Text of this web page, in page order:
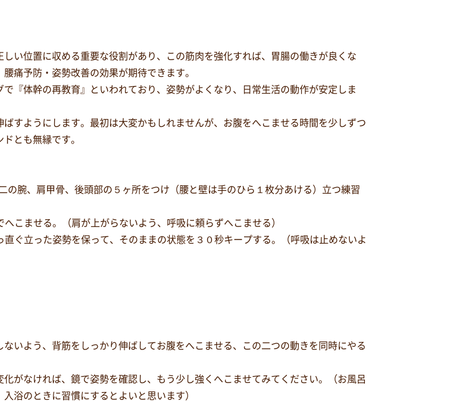
い位置に収める重要な役割があり、この筋肉を強化すれば、胃腸の働きが良くな
痛予防・姿勢改善の効果が期待できます。
『体幹の再教育』といわれており、姿勢がよくなり、日常生活の動作が安定しま
すようにします。最初は大変かもしれませんが、お腹をへこませる時間を少しずつ
とも無縁です。
の腕、肩甲骨、後頭部の５ヶ所をつけ（腰と壁は手のひら１枚分あける）立つ練習
こませる。（肩が上がらないよう、呼吸に頼らずへこませる）
ぐ立った姿勢を保って、そのままの状態を３０秒キープする。（呼吸は止めないよ
いよう、背筋をしっかり伸ばしてお腹をへこませる、この二つの動きを同時にやる
がなければ、鏡で姿勢を確認し、もう少し強くへこませてみてください。（お風呂
浴のときに習慣にするとよいと思います）